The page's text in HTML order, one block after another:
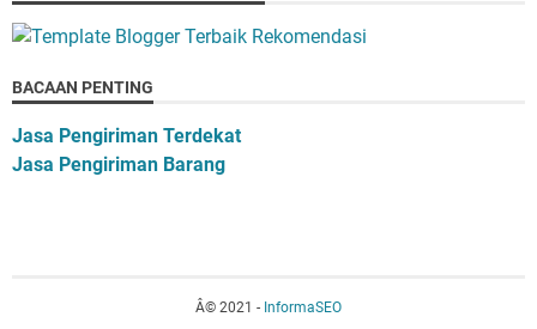
BACAAN PENTING
Jasa Pengiriman Terdekat
Jasa Pengiriman Barang
Â© 2021 - InformaSEO